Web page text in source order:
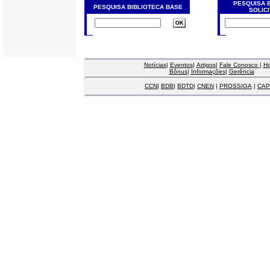
PESQUISA BIBLIOTECA BASE
PESQUISA
Notícias| Eventos| Artigos| Fale Conosco |
Bônus| Informações| Gerência
CCN| BDB| BDTD| CNEN | PROSSIGA |